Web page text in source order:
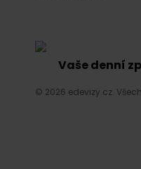
Vaše denní
© 2026 edevizy.cz.